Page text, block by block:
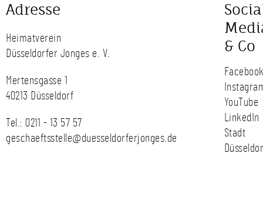
Adresse
Heimatverein
Düsseldorfer Jonges e. V.
Mertensgasse 1
40213 Düsseldorf
Tel.: 0211 - 13 57 57
geschaeftsstelle@duesseldorferjonges.de
& Co
YouTube
LinkedIn
Stadt